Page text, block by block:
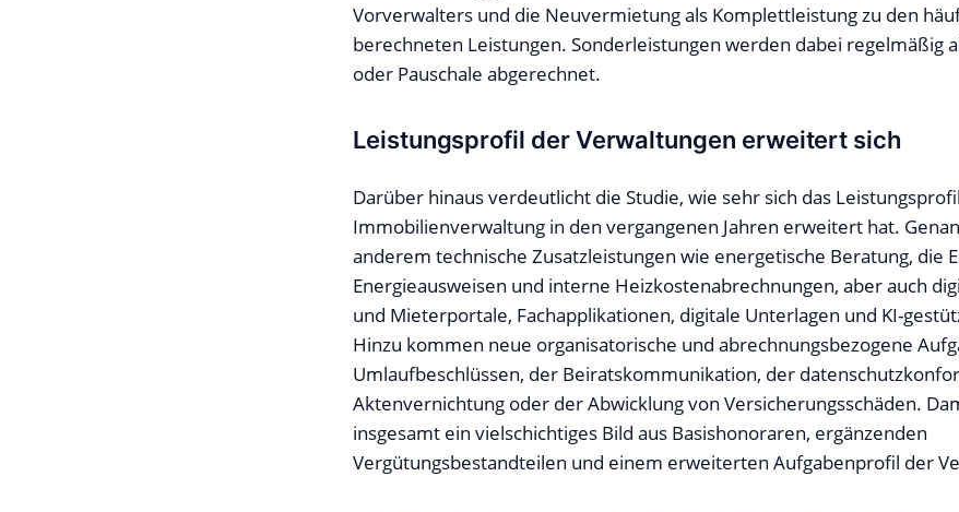
Vorverwalters und die Neuvermietung als Komplettleistung zu den
berechneten Leistungen. Sonderleistungen werden dabei regelmäßig
oder Pauschale abgerechnet.
Leistungsprofil der Verwaltungen erweitert sich
Darüber hinaus verdeutlicht die Studie, wie sehr sich das
Immobilienverwaltung in den vergangenen Jahren erweitert hat.
anderem technische Zusatzleistungen wie energetische Beratung, die
Energieausweisen und interne Heizkostenabrechnungen, aber auch
und Mieterportale, Fachapplikationen, digitale Unterlagen und KI-
Hinzu kommen neue organisatorische und abrechnungsbezogene
Umlaufbeschlüssen, der Beiratskommunikation, der
Aktenvernichtung oder der Abwicklung von Versicherungsschäden.
insgesamt ein vielschichtiges Bild aus Basishonoraren, ergänzenden
Vergütungsbestandteilen und einem erweiterten Aufgabenprofil der